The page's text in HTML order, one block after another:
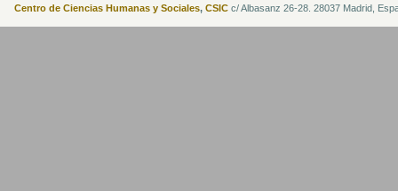
Centro de Ciencias Humanas y Sociales, CSIC c/ Albasanz 26-28. 28037 Madrid,